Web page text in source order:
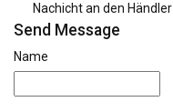
Nachicht an den Händler
Send Message
Name